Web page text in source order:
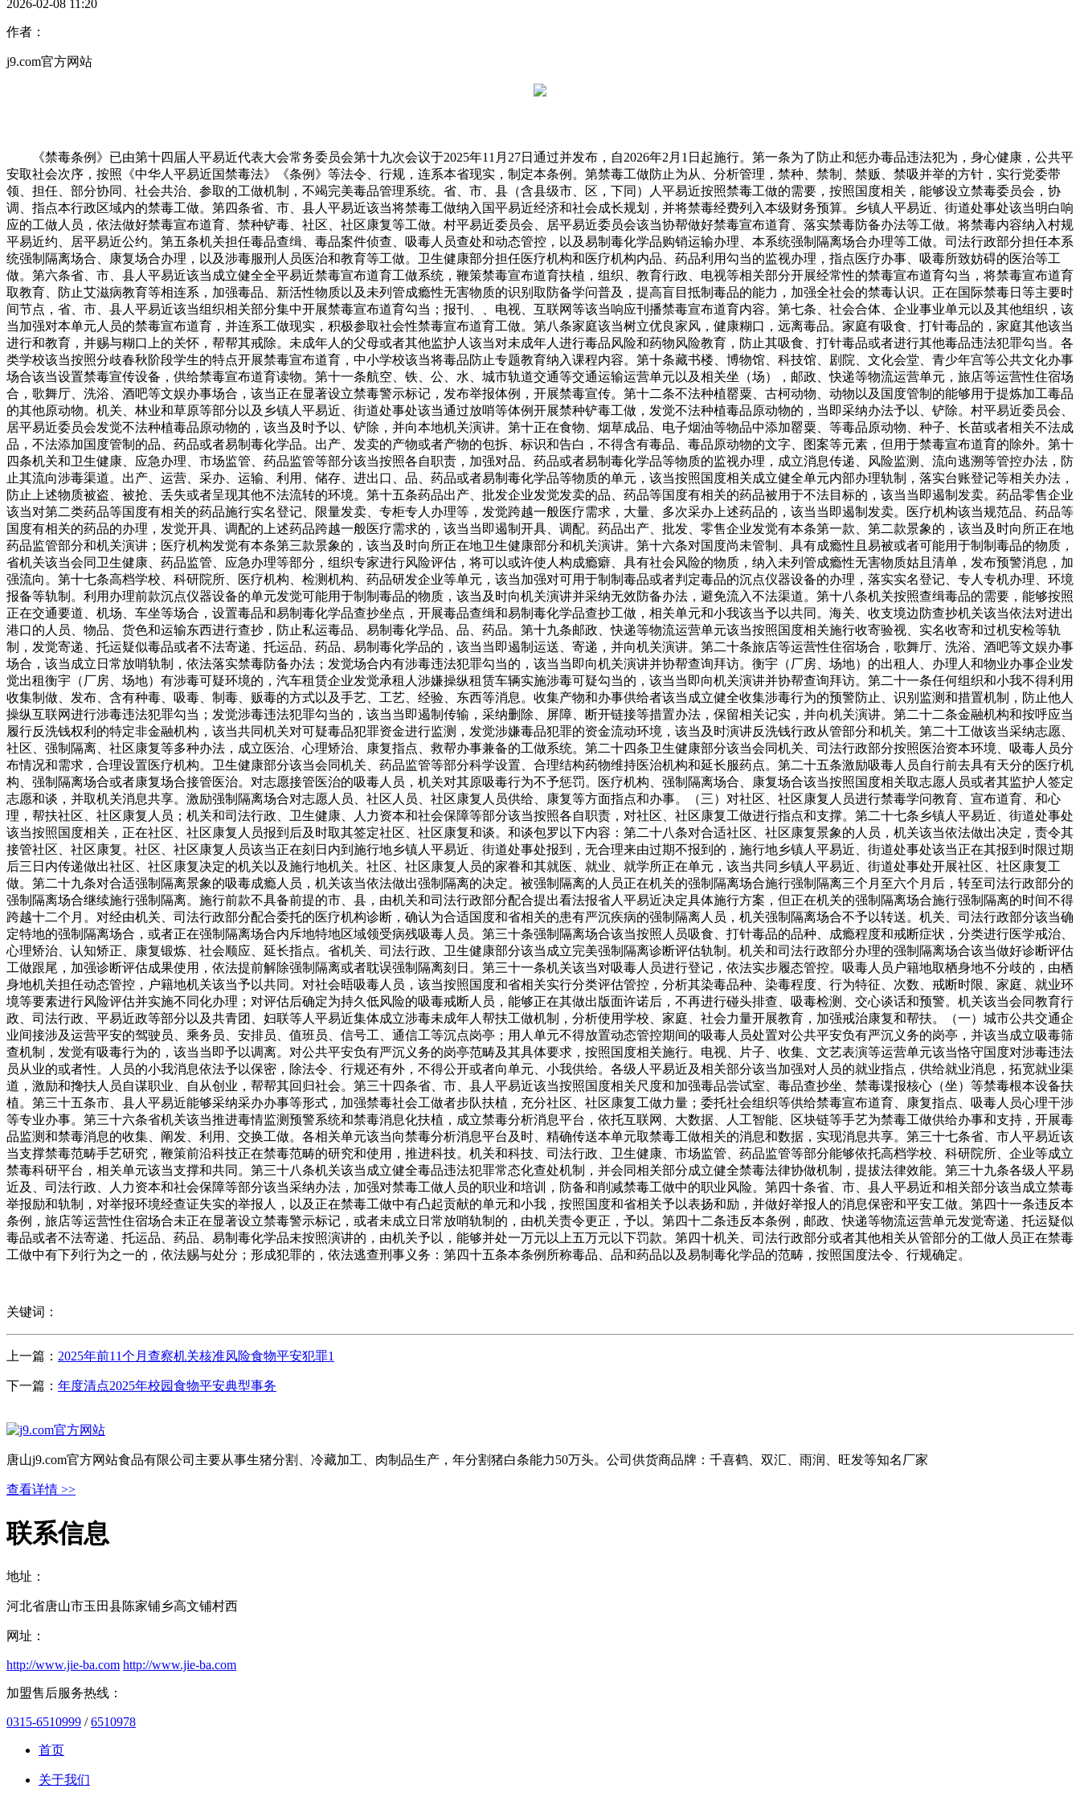
2026-02-08 11:20
作者：
j9.com官方网站
《禁毒条例》已由第十四届人平易近代表大会常务委员会第十九次会议于2025年11月27日通过并发布，自2026年2月1日起施行。第一条为了防止和惩办毒品违法犯为，身心健康，公共平
安取社会次序，按照《中华人平易近国禁毒法》《条例》等法令、行规，连系本省现实，制定本条例。第禁毒工做防止为从、分析管理，禁种、禁制、禁贩、禁吸并举的方针，实行党委带
领、担任、部分协同、社会共治、参取的工做机制，不竭完美毒品管理系统。省、市、县（含县级市、区，下同）人平易近按照禁毒工做的需要，按照国度相关，能够设立禁毒委员会，协
调、指点本行政区域内的禁毒工做。第四条省、市、县人平易近该当将禁毒工做纳入国平易近经济和社会成长规划，并将禁毒经费列入本级财务预算。乡镇人平易近、街道处事处该当明白响
应的工做人员，依法做好禁毒宣布道育、禁种铲毒、社区、社区康复等工做。村平易近委员会、居平易近委员会该当协帮做好禁毒宣布道育、落实禁毒防备办法等工做。将禁毒内容纳入村规
平易近约、居平易近公约。第五条机关担任毒品查缉、毒品案件侦查、吸毒人员查处和动态管控，以及易制毒化学品购销运输办理、本系统强制隔离场合办理等工做。司法行政部分担任本系
统强制隔离场合、康复场合办理，以及涉毒服刑人员医治和教育等工做。卫生健康部分担任医疗机构和医疗机构内品、药品利用勾当的监视办理，指点医疗办事、吸毒所致妨碍的医治等工
做。第六条省、市、县人平易近该当成立健全全平易近禁毒宣布道育工做系统，鞭策禁毒宣布道育扶植，组织、教育行政、电视等相关部分开展经常性的禁毒宣布道育勾当，将禁毒宣布道育
取教育、防止艾滋病教育等相连系，加强毒品、新活性物质以及未列管成瘾性无害物质的识别取防备学问普及，提高盲目抵制毒品的能力，加强全社会的禁毒认识。正在国际禁毒日等主要时
间节点，省、市、县人平易近该当组织相关部分集中开展禁毒宣布道育勾当；报刊、、电视、互联网等该当响应刊播禁毒宣布道育内容。第七条、社会合体、企业事业单元以及其他组织，该
当加强对本单元人员的禁毒宣布道育，并连系工做现实，积极参取社会性禁毒宣布道育工做。第八条家庭该当树立优良家风，健康糊口，远离毒品。家庭有吸食、打针毒品的，家庭其他该当
进行和教育，并赐与糊口上的关怀，帮帮其戒除。未成年人的父母或者其他监护人该当对未成年人进行毒品风险和药物风险教育，防止其吸食、打针毒品或者进行其他毒品违法犯罪勾当。各
类学校该当按照分歧春秋阶段学生的特点开展禁毒宣布道育，中小学校该当将毒品防止专题教育纳入课程内容。第十条藏书楼、博物馆、科技馆、剧院、文化会堂、青少年宫等公共文化办事
场合该当设置禁毒宣传设备，供给禁毒宣布道育读物。第十一条航空、铁、公、水、城市轨道交通等交通运输运营单元以及相关坐（场），邮政、快递等物流运营单元，旅店等运营性住宿场
合，歌舞厅、洗浴、酒吧等文娱办事场合，该当正在显著设立禁毒警示标记，发布举报体例，开展禁毒宣传。第十二条不法种植罂粟、古柯动物、动物以及国度管制的能够用于提炼加工毒品
的其他原动物。机关、林业和草原等部分以及乡镇人平易近、街道处事处该当通过放哨等体例开展禁种铲毒工做，发觉不法种植毒品原动物的，当即采纳办法予以、铲除。村平易近委员会、
居平易近委员会发觉不法种植毒品原动物的，该当及时予以、铲除，并向本地机关演讲。第十正在食物、烟草成品、电子烟油等物品中添加罂粟、等毒品原动物、种子、长苗或者相关不法成
品，不法添加国度管制的品、药品或者易制毒化学品。出产、发卖的产物或者产物的包拆、标识和告白，不得含有毒品、毒品原动物的文字、图案等元素，但用于禁毒宣布道育的除外。第十
四条机关和卫生健康、应急办理、市场监管、药品监管等部分该当按照各自职责，加强对品、药品或者易制毒化学品等物质的监视办理，成立消息传递、风险监测、流向逃溯等管控办法，防
止其流向涉毒渠道。出产、运营、采办、运输、利用、储存、进出口、品、药品或者易制毒化学品等物质的单元，该当按照国度相关成立健全单元内部办理轨制，落实台账登记等相关办法，
防止上述物质被盗、被抢、丢失或者呈现其他不法流转的环境。第十五条药品出产、批发企业发觉发卖的品、药品等国度有相关的药品被用于不法目标的，该当当即遏制发卖。药品零售企业
该当对第二类药品等国度有相关的药品施行实名登记、限量发卖、专柜专人办理等，发觉跨越一般医疗需求，大量、多次采办上述药品的，该当当即遏制发卖。医疗机构该当规范品、药品等
国度有相关的药品的办理，发觉开具、调配的上述药品跨越一般医疗需求的，该当当即遏制开具、调配。药品出产、批发、零售企业发觉有本条第一款、第二款景象的，该当及时向所正在地
药品监管部分和机关演讲；医疗机构发觉有本条第三款景象的，该当及时向所正在地卫生健康部分和机关演讲。第十六条对国度尚未管制、具有成瘾性且易被或者可能用于制制毒品的物质，
省机关该当会同卫生健康、药品监管、应急办理等部分，组织专家进行风险评估，将可以或许使人构成瘾癖、具有社会风险的物质，纳入未列管成瘾性无害物质姑且清单，发布预警消息，加
强流向。第十七条高档学校、科研院所、医疗机构、检测机构、药品研发企业等单元，该当加强对可用于制制毒品或者判定毒品的沉点仪器设备的办理，落实实名登记、专人专机办理、环境
报备等轨制。利用办理前款沉点仪器设备的单元发觉可能用于制制毒品的物质，该当及时向机关演讲并采纳无效防备办法，避免流入不法渠道。第十八条机关按照查缉毒品的需要，能够按照
正在交通要道、机场、车坐等场合，设置毒品和易制毒化学品查抄坐点，开展毒品查缉和易制毒化学品查抄工做，相关单元和小我该当予以共同。海关、收支境边防查抄机关该当依法对进出
港口的人员、物品、货色和运输东西进行查抄，防止私运毒品、易制毒化学品、品、药品。第十九条邮政、快递等物流运营单元该当按照国度相关施行收寄验视、实名收寄和过机安检等轨
制，发觉寄递、托运疑似毒品或者不法寄递、托运品、药品、易制毒化学品的，该当当即遏制运送、寄递，并向机关演讲。第二十条旅店等运营性住宿场合，歌舞厅、洗浴、酒吧等文娱办事
场合，该当成立日常放哨轨制，依法落实禁毒防备办法；发觉场合内有涉毒违法犯罪勾当的，该当当即向机关演讲并协帮查询拜访。衡宇（厂房、场地）的出租人、办理人和物业办事企业发
觉出租衡宇（厂房、场地）有涉毒可疑环境的，汽车租赁企业发觉承租人涉嫌操纵租赁车辆实施涉毒可疑勾当的，该当当即向机关演讲并协帮查询拜访。第二十一条任何组织和小我不得利用
收集制做、发布、含有种毒、吸毒、制毒、贩毒的方式以及手艺、工艺、经验、东西等消息。收集产物和办事供给者该当成立健全收集涉毒行为的预警防止、识别监测和措置机制，防止他人
操纵互联网进行涉毒违法犯罪勾当；发觉涉毒违法犯罪勾当的，该当当即遏制传输，采纳删除、屏障、断开链接等措置办法，保留相关记实，并向机关演讲。第二十二条金融机构和按呼应当
履行反洗钱权利的特定非金融机构，该当共同机关对可疑毒品犯罪资金进行监测，发觉涉嫌毒品犯罪的资金流动环境，该当及时演讲反洗钱行政从管部分和机关。第二十工做该当采纳志愿、
社区、强制隔离、社区康复等多种办法，成立医治、心理矫治、康复指点、救帮办事兼备的工做系统。第二十四条卫生健康部分该当会同机关、司法行政部分按照医治资本环境、吸毒人员分
布情况和需求，合理设置医疗机构。卫生健康部分该当会同机关、药品监管等部分科学设置、合理结构药物维持医治机构和延长服药点。第二十五条激励吸毒人员自行前去具有天分的医疗机
构、强制隔离场合或者康复场合接管医治。对志愿接管医治的吸毒人员，机关对其原吸毒行为不予惩罚。医疗机构、强制隔离场合、康复场合该当按照国度相关取志愿人员或者其监护人签定
志愿和谈，并取机关消息共享。激励强制隔离场合对志愿人员、社区人员、社区康复人员供给、康复等方面指点和办事。（三）对社区、社区康复人员进行禁毒学问教育、宣布道育、和心
理，帮扶社区、社区康复人员；机关和司法行政、卫生健康、人力资本和社会保障等部分该当按照各自职责，对社区、社区康复工做进行指点和支撑。第二十七条乡镇人平易近、街道处事处
该当按照国度相关，正在社区、社区康复人员报到后及时取其签定社区、社区康复和谈。和谈包罗以下内容：第二十八条对合适社区、社区康复景象的人员，机关该当依法做出决定，责令其
接管社区、社区康复。社区、社区康复人员该当正在刻日内到施行地乡镇人平易近、街道处事处报到，无合理来由过期不报到的，施行地乡镇人平易近、街道处事处该当正在其报到时限过期
后三日内传递做出社区、社区康复决定的机关以及施行地机关。社区、社区康复人员的家眷和其就医、就业、就学所正在单元，该当共同乡镇人平易近、街道处事处开展社区、社区康复工
做。第二十九条对合适强制隔离景象的吸毒成瘾人员，机关该当依法做出强制隔离的决定。被强制隔离的人员正在机关的强制隔离场合施行强制隔离三个月至六个月后，转至司法行政部分的
强制隔离场合继续施行强制隔离。施行前款不具备前提的市、县，由机关和司法行政部分配合提出看法报省人平易近决定具体施行方案，但正在机关的强制隔离场合施行强制隔离的时间不得
跨越十二个月。对经由机关、司法行政部分配合委托的医疗机构诊断，确认为合适国度和省相关的患有严沉疾病的强制隔离人员，机关强制隔离场合不予以转送。机关、司法行政部分该当确
定特地的强制隔离场合，或者正在强制隔离场合内斥地特地区域领受病残吸毒人员。第三十条强制隔离场合该当按照人员吸食、打针毒品的品种、成瘾程度和戒断症状，分类进行医学戒治、
心理矫治、认知矫正、康复锻炼、社会顺应、延长指点。省机关、司法行政、卫生健康部分该当成立完美强制隔离诊断评估轨制。机关和司法行政部分办理的强制隔离场合该当做好诊断评估
工做跟尾，加强诊断评估成果使用，依法提前解除强制隔离或者耽误强制隔离刻日。第三十一条机关该当对吸毒人员进行登记，依法实步履态管控。吸毒人员户籍地取栖身地不分歧的，由栖
身地机关担任动态管控，户籍地机关该当予以共同。对社会晤吸毒人员，该当按照国度和省相关实行分类评估管控，分析其染毒品种、染毒程度、行为特征、次数、戒断时限、家庭、就业环
境等要素进行风险评估并实施不同化办理；对评估后确定为持久低风险的吸毒戒断人员，能够正在其做出版面许诺后，不再进行碰头排查、吸毒检测、交心谈话和预警。机关该当会同教育行
政、司法行政、平易近政等部分以及共青团、妇联等人平易近集体成立涉毒未成年人帮扶工做机制，分析使用学校、家庭、社会力量开展教育，加强戒治康复和帮扶。（一）城市公共交通企
业间接涉及运营平安的驾驶员、乘务员、安排员、值班员、信号工、通信工等沉点岗亭；用人单元不得放置动态管控期间的吸毒人员处置对公共平安负有严沉义务的岗亭，并该当成立吸毒筛
查机制，发觉有吸毒行为的，该当当即予以调离。对公共平安负有严沉义务的岗亭范畴及其具体要求，按照国度相关施行。电视、片子、收集、文艺表演等运营单元该当恪守国度对涉毒违法
员从业的或者性。人员的小我消息依法予以保密，除法令、行规还有外，不得公开或者向单元、小我供给。各级人平易近及相关部分该当加强对人员的就业指点，供给就业消息，拓宽就业渠
道，激励和搀扶人员自谋职业、自从创业，帮帮其回归社会。第三十四条省、市、县人平易近该当按照国度相关尺度和加强毒品尝试室、毒品查抄坐、禁毒谍报核心（坐）等禁毒根本设备扶
植。第三十五条市、县人平易近能够采纳采办办事等形式，加强禁毒社会工做者步队扶植，充分社区、社区康复工做力量；委托社会组织等供给禁毒宣布道育、康复指点、吸毒人员心理干涉
等专业办事。第三十六条省机关该当推进毒情监测预警系统和禁毒消息化扶植，成立禁毒分析消息平台，依托互联网、大数据、人工智能、区块链等手艺为禁毒工做供给办事和支持，开展毒
品监测和禁毒消息的收集、阐发、利用、交换工做。各相关单元该当向禁毒分析消息平台及时、精确传送本单元取禁毒工做相关的消息和数据，实现消息共享。第三十七条省、市人平易近该
当支撑禁毒范畴手艺研究，鞭策前沿科技正在禁毒范畴的研究和使用，推进科技。机关和科技、司法行政、卫生健康、市场监管、药品监管等部分能够依托高档学校、科研院所、企业等成立
禁毒科研平台，相关单元该当支撑和共同。第三十八条机关该当成立健全毒品违法犯罪常态化查处机制，并会同相关部分成立健全禁毒法律协做机制，提拔法律效能。第三十九条各级人平易
近及、司法行政、人力资本和社会保障等部分该当采纳办法，加强对禁毒工做人员的职业和培训，防备和削减禁毒工做中的职业风险。第四十条省、市、县人平易近和相关部分该当成立禁毒
举报励和轨制，对举报环境经查证失实的举报人，以及正在禁毒工做中有凸起贡献的单元和小我，按照国度和省相关予以表扬和励，并做好举报人的消息保密和平安工做。第四十一条违反本
条例，旅店等运营性住宿场合未正在显著设立禁毒警示标记，或者未成立日常放哨轨制的，由机关责令更正，予以。第四十二条违反本条例，邮政、快递等物流运营单元发觉寄递、托运疑似
毒品或者不法寄递、托运品、药品、易制毒化学品未按照演讲的，由机关予以，能够并处一万元以上五万元以下罚款。第四十机关、司法行政部分或者其他相关从管部分的工做人员正在禁毒
工做中有下列行为之一的，依法赐与处分；形成犯罪的，依法逃查刑事义务：第四十五条本条例所称毒品、品和药品以及易制毒化学品的范畴，按照国度法令、行规确定。
关键词：
上一篇： 2025年前11个月查察机关核准风险食物平安犯罪1
下一篇： 年度清点2025年校园食物平安典型事务
唐山j9.com官方网站食品有限公司主要从事生猪分割、冷藏加工、肉制品生产，年分割猪白条能力50万头。公司供货商品牌：千喜鹤、双汇、雨润、旺发等知名厂家
查看详情 >>
联系信息
地址：
河北省唐山市玉田县陈家铺乡高文铺村西
网址：
http://www.jie-ba.com http://www.jie-ba.com
加盟售后服务热线：
0315-6510999 /6510978
首页
关于我们